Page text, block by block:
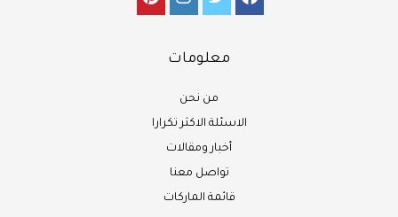
معلومات
من نحن
الاسئلة الاكثر تكرارا
أخبار ومقالات
تواصل معنا
قائمة الماركات